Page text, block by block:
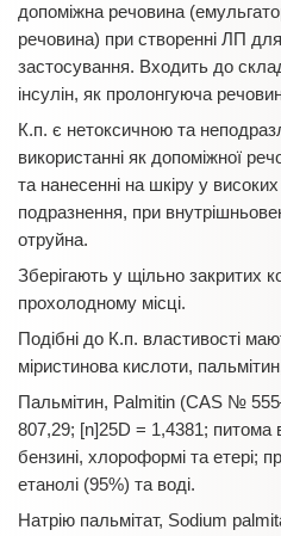
допоміжна речовина
речовина) при створенні ЛП
застосування. Входить до
інсулін, як пролонгуюча
К.п. є нетоксичною та
використанні як допоміжної
та нанесенні на шкіру у
подразнення, при
отруйна.
Зберігають у щільно закритих
прохолодному місці.
Подібні до К.п. властивості
міристинова кислоти,
Пальмітин, Palmitin (CAS №
807,29; [n]25D = 1,4381; питома
бензині, хлороформі та етері;
етанолі (95%) та воді.
Натрію пальмітат, Sodium